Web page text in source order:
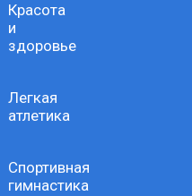
Красота
и
здоровье
Легкая
атлетика
Спортивная
гимнастика